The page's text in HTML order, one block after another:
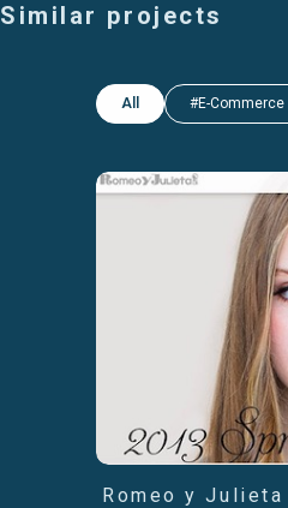
Similar projects
All #E-Commerce
Romeo y Julieta